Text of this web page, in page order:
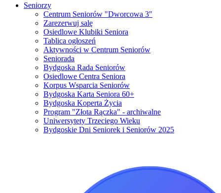
Seniorzy
Centrum Seniorów "Dworcowa 3"
Zarezerwuj salę
Osiedlowe Klubiki Seniora
Tablica ogłoszeń
Aktywności w Centrum Seniorów
Seniorada
Bydgoska Rada Seniorów
Osiedlowe Centra Seniora
Korpus Wsparcia Seniorów
Bydgoska Karta Seniora 60+
Bydgoska Koperta Życia
Program "Złota Rączka" - archiwalne
Uniwersytety Trzeciego Wieku
Bydgoskie Dni Seniorek i Seniorów 2025